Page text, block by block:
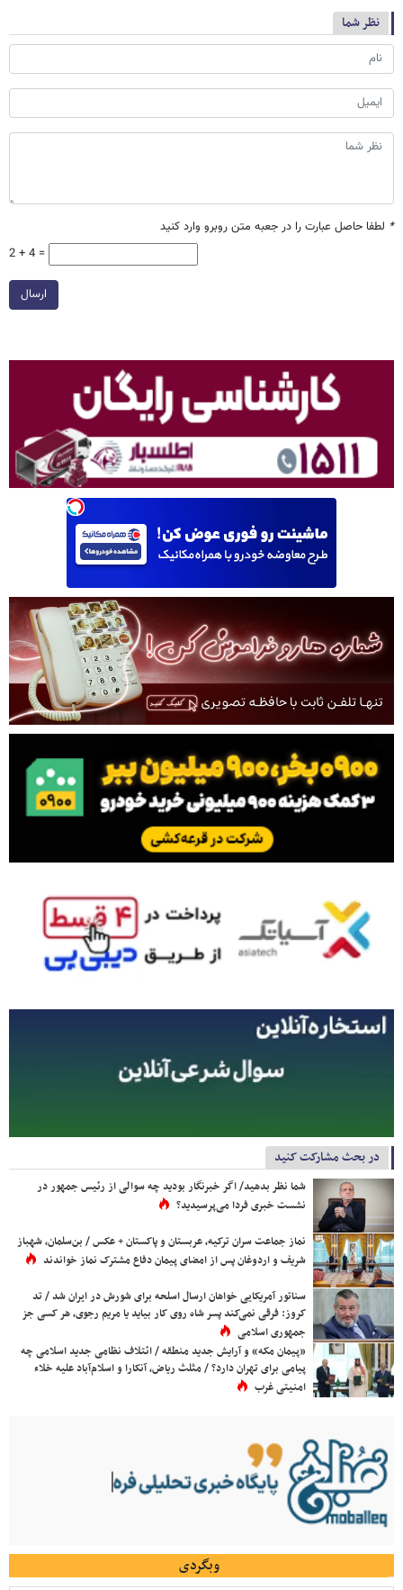
نظر شما
* لطفا حاصل عبارت را در جعبه متن روبرو وارد کنید
2 + 4 =
ارسال
در بحث مشارکت کنید
شما نظر بدهید/ اگر خبرنگار بودید چه سوالی از رئیس جمهور در
نشست خبری فردا می‌پرسیدید؟
نماز جماعت سران ترکیه، عربستان و پاکستان + عکس / بن‌سلمان، شهباز
شریف و اردوغان پس از امضای پیمان دفاع مشترک نماز خواندند
سناتور آمریکایی خواهان ارسال اسلحه برای شورش در ایران شد / تد
کروز: فرقی نمی‌کند پسر شاه روی کار بیاید یا مریم رجوی، هر کسی جز
جمهوری اسلامی
«پیمان مکه» و آرایش جدید منطقه / ائتلاف نظامی جدید اسلامی چه
پیامی برای تهران دارد؟ / مثلث ریاض، آنکارا و اسلام‌آباد علیه خلاء
امنیتی غرب
وبگردی